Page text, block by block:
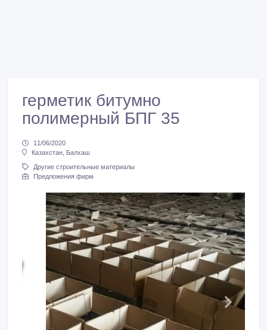
герметик битумно
полимерный БПГ 35
11/06/2020
Казахстан, Балхаш
Другие строительные материалы
Предложения фирм